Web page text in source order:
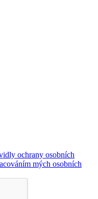
ochrany osobních
mých osobních